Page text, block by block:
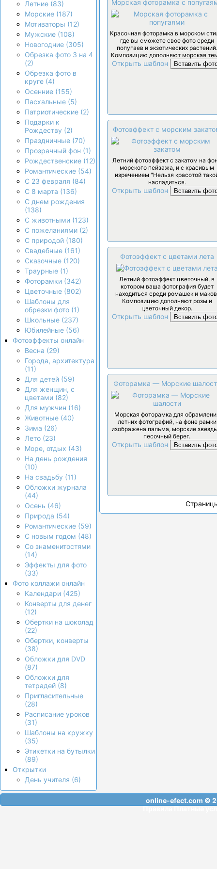
Летние (83)
Морские (187)
Мотиваторы (12)
Мужские (108)
Новогодние (305)
Обрезка фото 3 на 4
(2)
Обрезка фото в
круге (4)
Осенние (155)
Пасхальные (5)
Патриотические (2)
Подарки к
Рождеству (2)
Праздничные (70)
Прозрачный фон (1)
Рождественские (12)
Романтические (54)
С 23 февраля (84)
С 8 марта (136)
С днем рождения
(138)
С животными (123)
С пожеланиями (2)
С природой (180)
Свадебные (161)
Сказочные (120)
Траурные (1)
Фоторамки (342)
Цветочные (802)
Шаблоны для
обрезки фото (1)
Школьные (237)
Юбилейные (56)
Фотоэффекты онлайн
Весна (29)
Города, архитектура
(11)
Для детей (59)
Для женщин, с
цветами (82)
Для мужчин (16)
Животные (40)
Зима (26)
Лето (23)
Море, отдых (43)
На день рождения
(10)
На свадьбу (11)
Обложки журнала
(44)
Осень (46)
Природа (54)
Романтические (59)
С новым годом (48)
Со знаменитостями
(14)
Эффекты для фото
(33)
Фото коллажи онлайн
Календари (425)
Конверты для денег
(12)
Обертки на шоколад
(22)
Обертки, конверты
(38)
Обложки для DVD
(87)
Обложки для
тетрадей (8)
Пригласительные
(28)
Расписание уроков
(31)
Шаблоны на кружку
(35)
Этикетки на бутылки
(89)
Открытки
День учителя (6)
Морская фоторамка с
Красочная фоторамка в морском
где вы сможете свое фото среди
попугаев и экзотических растений.
Композицию дополняют морская
Открыть шаблон Вставить
Фотоэффект с морским
Летний фотоэффект с закатом на
морского пейзажа, и с красивым
изречением "Нельзя красотой
насладиться.
Открыть шаблон Вставить
Фотоэффект с цветами лета
Летний фотоэффект цветочный, в
котором ваша фотография будет
находиться среди ромашек и
Композицию дополняют розы и
цветочный декор.
Открыть шаблон Вставить
Фоторамка — Морские
Морская фоторамка для
летних фотографий, на фоне рамки
изображена пальма, морские
песочный берег.
Открыть шаблон Вставить
online-efect.com ©
ПравилаПлатные